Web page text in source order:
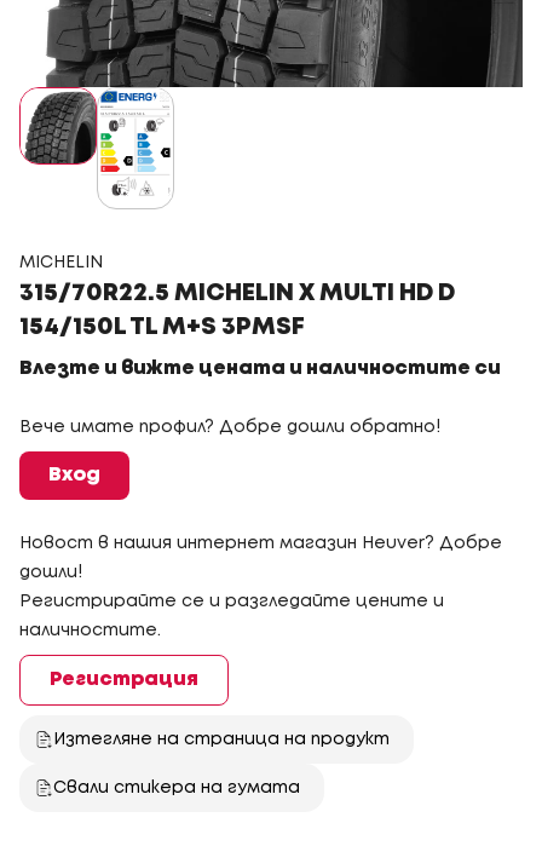
MICHELIN
315/70R22.5 MICHELIN X MULTI HD D
154/150L TL M+S 3PMSF
Влезте и вижте цената и наличностите си
Вече имате профил? Добре дошли обратно!
Вход
Новост в нашия интернет магазин Heuver? Добре
дошли!
Регистрирайте се и разгледайте цените и
наличностите.
Регистрация
Изтегляне на страница на продукт
Свали стикера на гумата